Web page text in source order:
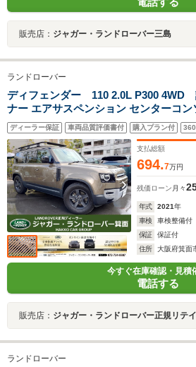
販売店： ジャガー・ランドローバー三島
ランドローバー
ディフェンダー 110 2.0L P300 4WD
ナー エアサスペンション センターコン
ト ルーフレール ルーフラック サイド
ACC/LKA/BSM/RTM サラウンドカメラ
AppleCarPlay&Android Auto 18インチ
ディーラー保証 車両品質評価書付 購入プラン付
支払総額
694.7万円
残価ローン 月々
年式 2021年
車検
車検整備付
保証
保証付
住所
大阪府箕面
今すぐ在庫確認・見積
電話する
販売店： ジャガー・ランドローバー正規リテイラー ア
ランドローバー